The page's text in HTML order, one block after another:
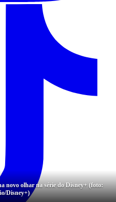
novo olhar na série do Disney+ (foto:
Disney+)